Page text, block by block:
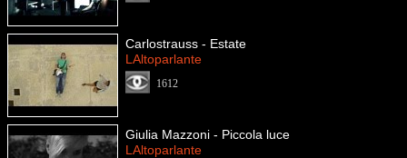
Carlostrauss - Estate
LAltoparlante
1612
Giulia Mazzoni - Piccola luce
LAltoparlante